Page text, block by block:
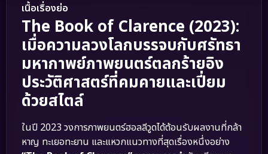
เนื้อเรื่องย่อ
The Book of Clarence (2023):
เมื่อความลวงโลกบรรจบกับศรัทธา
มหากาพย์ภาพยนตร์ตลกร้ายอิง
ประวัติศาสตร์ที่คมคายและเปี่ยม
ด้วยสไตล์
ในปี 2023 วงการภาพยนตร์ฮอลลีวูดได้ต้อนรับผลงานที่กล้า
หาญ ทะเยอทะยาน และแหวกแนวทางที่สุดเรื่องหนึ่งอย่าง